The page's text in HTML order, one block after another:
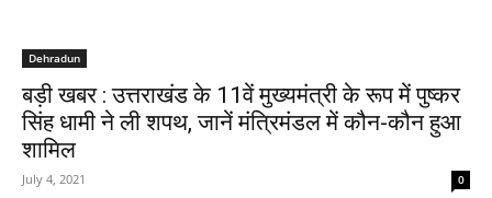
Dehradun
बड़ी खबर : उत्तराखंड के 11वें मुख्यमंत्री के रूप में पुष्कर
सिंह धामी ने ली शपथ, जानें मंत्रिमंडल में कौन-कौन हुआ
शामिल
July 4, 2021 0